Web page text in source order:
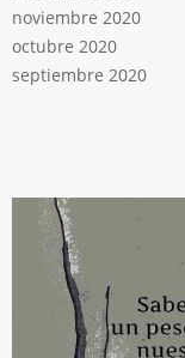
noviembre 2020
octubre 2020
septiembre 2020